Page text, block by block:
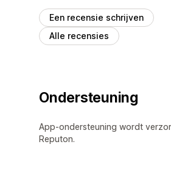
Een recensie schrijven
Alle recensies
Ondersteuning
App-ondersteuning wordt
Reputon.